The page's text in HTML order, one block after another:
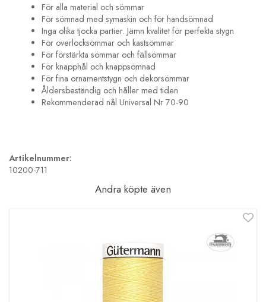
För alla material och sömmar
För sömnad med symaskin och för handsömnad
Inga olika tjocka partier. Jämn kvalitet för perfekta stygn
För overlocksömmar och kastsömmar
För förstärkta sömmar och fällsömmar
För knapphål och knappsömnad
För fina ornamentstygn och dekorsömmar
Åldersbeständig och håller med tiden
Rekommenderad nål Universal Nr 70-90
Artikelnummer:
10200-711
Andra köpte även